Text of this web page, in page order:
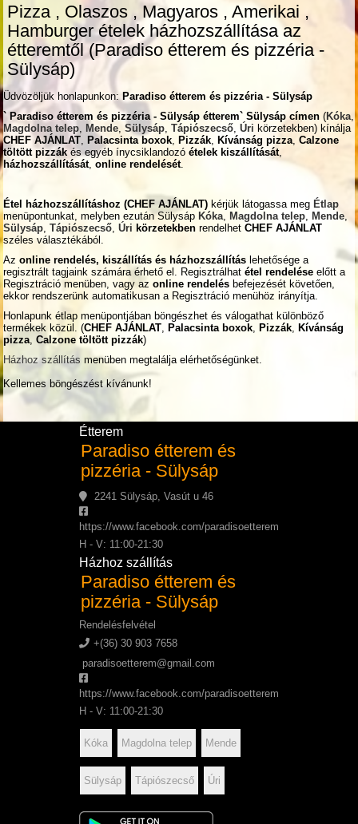
Pizza , Olaszos , Magyaros , Amerikai ,
Hamburgerételek házhozszállítása az
étteremtől (Paradiso étterem és pizzéria -
Sülysáp)
Üdvözöljük honlapunkon: Paradiso étterem és pizzéria - Sülysáp
` Paradiso étterem és pizzéria - Sülysáp étterem` Sülysáp címen (Kóka
Magdolna telep
Mende ,Sülysáp ,Tápiószecső ,Úri körzetekben) kínálja
CHEF AJÁNLAT
Palacsinta boxok Pizzák Kívánság pizza ,Calzone
töltött pizzák és egyéb ínycsiklandozóételek kiszállítását,
házhozszállítását,online rendelését.
Étel házhozszállításhoz (CHEF AJÁNLAT) kérjük látogassa meg Étlap
menüpontunkat, melyben ezután Sülysáp Kóka Magdolna telep Mende
Sülysáp ,Tápiószecső ,Úri körzetekben rendelhetCHEF AJÁNLAT
széles választékából.
Azonline rendelés, kiszállítás és házhozszállítás lehetősége a
regisztrált tagjaink számára érhető el. Regisztrálhatétel rendelése előtt a
Regisztráció menüben, vagy azonline rendelés befejezését követően,
ekkor rendszerünk automatikusan a Regisztráció menühöz irányítja.
Honlapunk étlap menüpontjában böngészhet és válogathat különböző
termékek közül. (CHEF AJÁNLAT Palacsinta boxok Pizzák
Kívánság
pizza ,Calzone töltött pizzák)
Házhoz szállítás menüben megtalálja elérhetőségünket.
Kellemes böngészést kívánunk!
Étterem
Paradiso étterem és
pizzéria - Sülysáp
2241 Sülysáp, Vasút u 46
https://www.facebook.com/paradisoetterem
H - V: 11:00-21:30
Házhoz szállítás
Paradiso étterem és
pizzéria - Sülysáp
Rendelésfelvétel
+(36) 30 903 7658
paradisoetterem@gmail.com
https://www.facebook.com/paradisoetterem
H - V: 11:00-21:30
Kóka Magdolna telep Mende
Sülysáp Tápiószecső Úri